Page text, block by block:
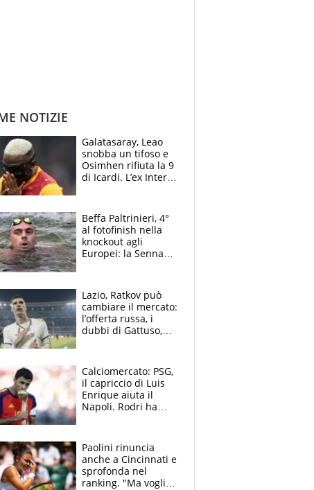
NOTIZIE
Galatasaray, Leao
snobba un tifoso e
Osimhen rifiuta la 9
di Icardi. L’ex Inter
Beffa Paltrinieri, 4°
al fotofinish nella
knockout agli
Europei: la Senna
Lazio, Ratkov può
cambiare il mercato:
l’offerta russa, i
dubbi di Gattuso,
Calciomercato: PSG,
il capriccio di Luis
Enrique aiuta il
Napoli. Rodri ha
Fernandez
Paolini rinuncia
anche a Cincinnati e
sprofonda nel
ranking. "Ma voglio